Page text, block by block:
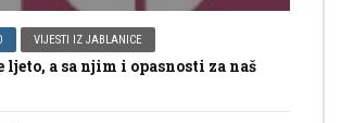
VIJESTI IZ JABLANICE
ljeto, a sa njim i opasnosti za naš